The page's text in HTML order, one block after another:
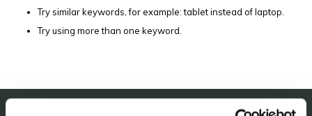
Try similar keywords, for example: tablet instead of laptop.
Try using more than one keyword.